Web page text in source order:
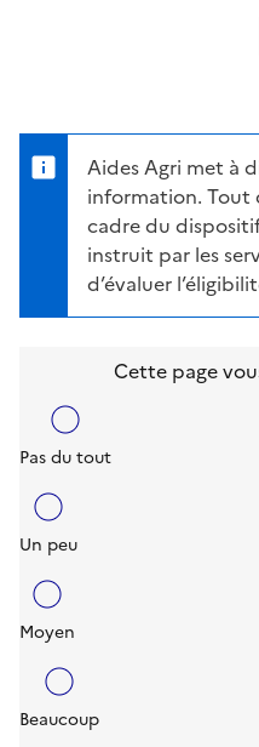
Aides Agri met à
information. Tout
cadre du
instruit par les
d’évaluer
Cette page
Pas du tout
Un peu
Moyen
Beaucoup